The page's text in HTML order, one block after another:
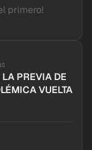
primero!
PREVIA DE
VUELTA